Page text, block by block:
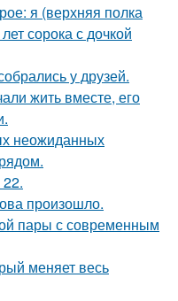
я (верхняя полка
сорока с дочкой
у друзей.
жить вместе, его
неожиданных
произошло.
пары с современным
меняет весь